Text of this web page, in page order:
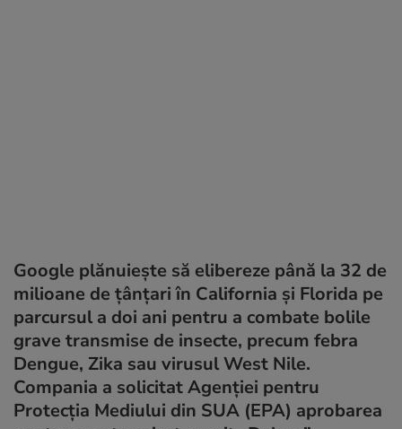
Google plănuiește să elibereze până la 32 de
milioane de țânțari în California și Florida pe
parcursul a doi ani pentru a combate bolile
grave transmise de insecte, precum febra
Dengue, Zika sau virusul West Nile.
Compania a solicitat Agenției pentru
Protecția Mediului din SUA (EPA) aprobarea